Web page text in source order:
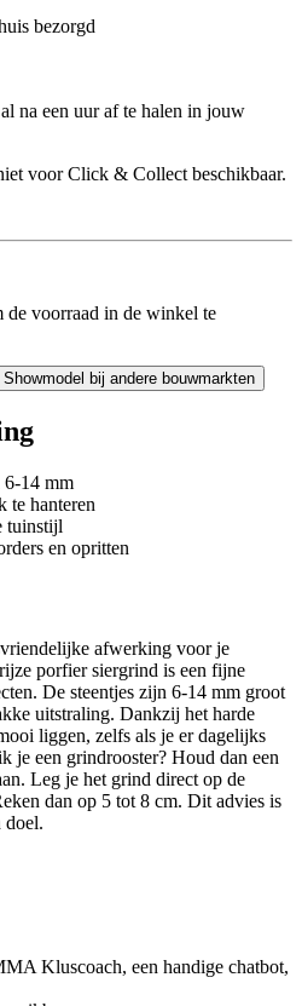
bezorgd
na een uur af te halen in jouw
voor Click & Collect beschikbaar.
de voorraad in de winkel te
Showmodel bij andere bouwmarkten
6-14 mm
te hanteren
tuinstijl
en opritten
afwerking voor je
porfier siergrind is een fijne
De steentjes zijn 6-14 mm groot
uitstraling. Dankzij het harde
liggen, zelfs als je er dagelijks
je een grindrooster? Houd dan een
Leg je het grind direct op de
dan op 5 tot 8 cm. Dit advies is
doel.
Kluscoach, een handige chatbot,